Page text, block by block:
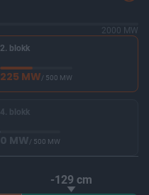
2000 MW
2. blokk
225 MW/ 500 MW
4. blokk
0 MW/ 500 MW
-129 cm